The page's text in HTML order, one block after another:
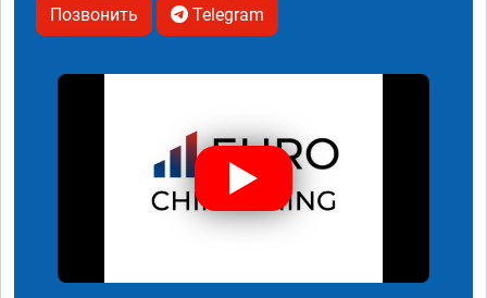
Позвонить Telegram